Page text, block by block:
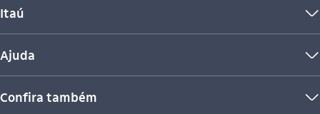
Itaú seta_baixo
Ajuda seta_baixo
Confira também seta_baixo